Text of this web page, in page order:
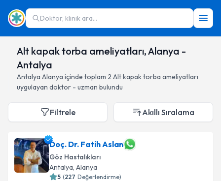
Doktor, klinik ara...
Alt kapak torba ameliyatları, Alanya -
Antalya
Antalya Alanya içinde toplam 2 Alt kapak torba ameliyatları
uygulayan doktor - uzman bulundu
Filtrele Akıllı Sıralama
Doç. Dr. Fatih Aslan
Göz Hastalıkları
Antalya, Alanya
5 (227 Değerlendirme)